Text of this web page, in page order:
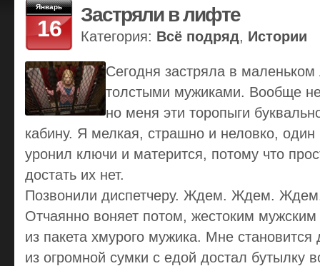
Январь
16
Застряли в лифте
Категория: Всё подряд, Истории
Сегодня застряла в
толстыми мужиками. Вообще
но меня эти торопыги
кабину. Я мелкая, страшно и неловко,
уронил ключи и матерится, потому что
достать их нет.
Позвонили диспетчеру. Ждем. Ждем.
Отчаянно воняет потом, жестоким
из пакета хмурого мужика. Мне
из огромной сумки с едой достал бутылку